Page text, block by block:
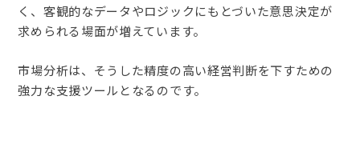
く、客観的なデータやロジックにもとづいた意思決定が
求められる場面が増えています。
市場分析は、そうした精度の高い経営判断を下すための
強力な支援ツールとなるのです。